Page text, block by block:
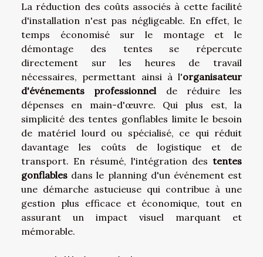
La réduction des coûts associés à cette facilité
d'installation n'est pas négligeable. En effet, le
temps économisé sur le montage et le
démontage des tentes se répercute
directement sur les heures de travail
nécessaires, permettant ainsi à l'organisateur
d'événements professionnelde réduire les
dépenses en main-d'œuvre. Qui plus est, la
simplicité des tentes gonflables limite le besoin
de matériel lourd ou spécialisé, ce qui réduit
davantage les coûts de logistique et de
transport. En résumé, l'intégration des tentes
gonflables dans le planning d'un événement est
une démarche astucieuse qui contribue à une
gestion plus efficace et économique, tout en
assurant un impact visuel marquant et
mémorable.